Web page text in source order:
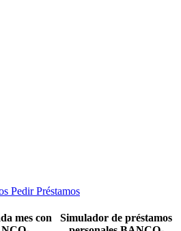
Pedir Préstamos
mes con
Simulador de préstamos